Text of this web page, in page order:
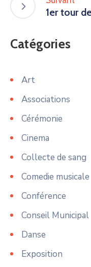
1er tour
Catégories
Art
Associations
Cérémonie
Cinema
Collecte de sang
Comedie musicale
Conférence
Conseil Municipal
Danse
Exposition